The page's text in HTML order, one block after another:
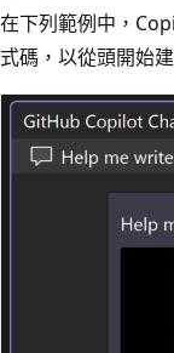
在下列範例中，
式碼，以從頭開始